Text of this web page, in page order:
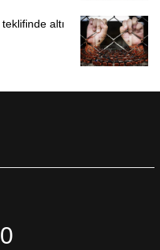
altı